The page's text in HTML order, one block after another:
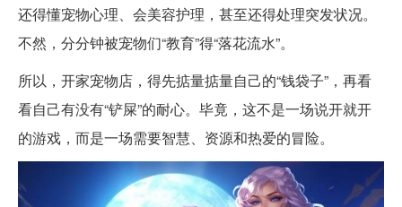
还得懂宠物心理、会美容护理，甚至还得处理突发状况。
不然，分分钟被宠物们“教育”得“落花流水”。
所以，开家宠物店，得先掂量掂量自己的“钱袋子”，再看
看自己有没有“铲屎”的耐心。毕竟，这不是一场说开就开
的游戏，而是一场需要智慧、资源和热爱的冒险。